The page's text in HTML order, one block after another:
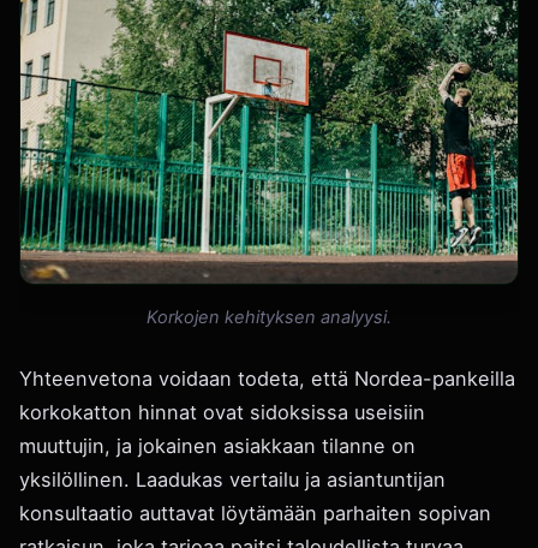
Korkojen kehityksen analyysi.
Yhteenvetona voidaan todeta, että Nordea-pankeilla
korkokatton hinnat ovat sidoksissa useisiin
muuttujin, ja jokainen asiakkaan tilanne on
yksilöllinen. Laadukas vertailu ja asiantuntijan
konsultaatio auttavat löytämään parhaiten sopivan